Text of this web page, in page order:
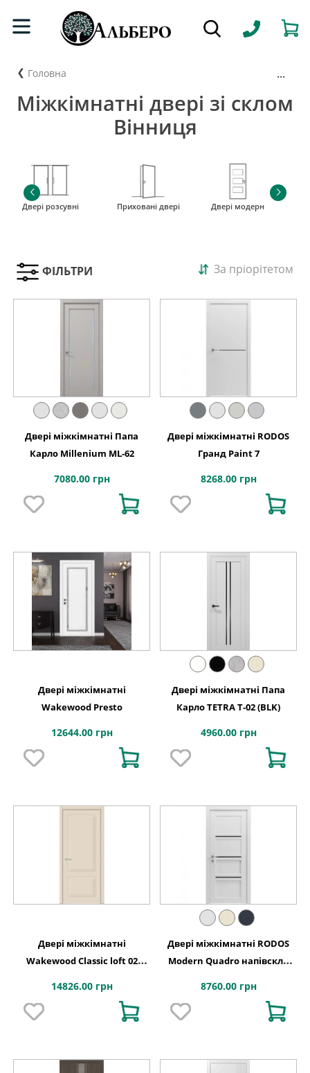
Головна ...
Міжкімнатні двері зі склом
Вінниця
Двері розсувні Приховані двері Двері модерн
ФІЛЬТРИ За пріорітетом
Двері міжкімнатні Папа
Карло Millenium ML-62
7080.00 грн
Двері міжкімнатні RODOS
Гранд Paint 7
8268.00 грн
Двері міжкімнатні
Wakewood Presto
12644.00 грн
Двері міжкімнатні Папа
Карло TETRA Т-02 (BLK)
4960.00 грн
Двері міжкімнатні
Wakewood Classic loft 02
14826.00 грн
Двері міжкімнатні RODOS
Modern Quadro напівскло
8760.00 грн